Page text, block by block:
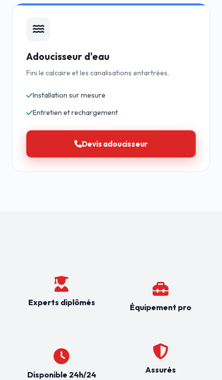
Adoucisseur d'eau
Fini le calcaire et les canalisations entartrées.
Installation sur mesure
Entretien et rechargement
Devis adoucisseur
Experts diplômés
Disponible 24h/24
Équipement pro
Assurés